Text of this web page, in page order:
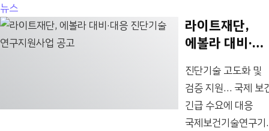
뉴스
라이트재단,
에볼라 대비·
연구지원사업
공고
진단기술 고도화 및
검증 지원… 국제 보
긴급 수요에 대응
국제보건기술연구기